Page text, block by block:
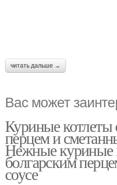
читать дальше →
Вас может
Куриные котлеты
перцем и
Нежные куриные
болгарским
соусе